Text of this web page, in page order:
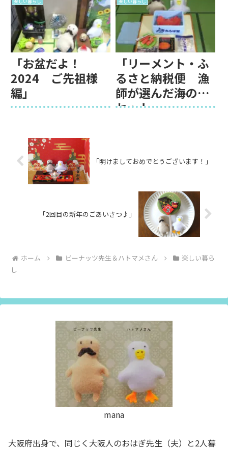
楽しい暮らし
「お盆だよ！
2024 ご先祖様
編」
楽しい暮らし
「リーメント・ふ
るさと納税便 漁
師が選んだ海の幸
セット」
「明けましておめでとうございます！」
「2回目の新年のごあいさつ♪」
ホーム ピーナッツ先生＆ハトマメさん
楽しい暮ら
し
mana
大阪府出身で、同じく大阪人のおはぎ先生（夫）と2人暮